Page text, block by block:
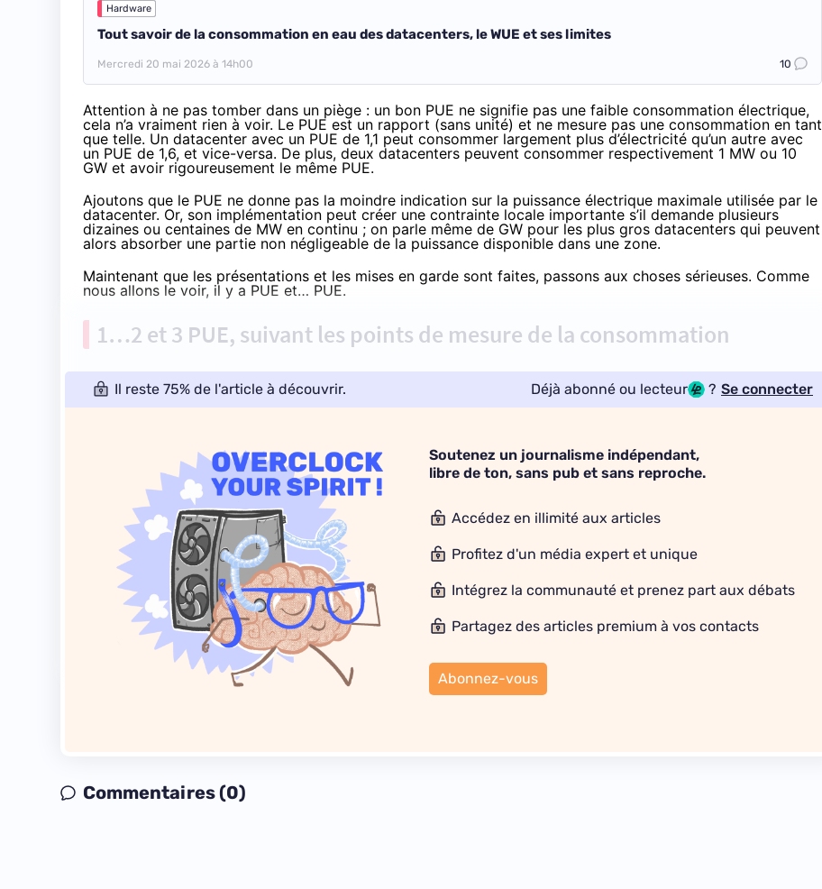
Hardware
Tout savoir de la consommation en eau des datacenters, le WUE et ses limites
Mercredi 20 mai 2026 à 14h00 10
Attention à ne pas tomber dans un piège : un bon PUE ne signifie pas une faible consommation électrique,
cela n’a vraiment rien à voir. Le PUE est un rapport (sans unité) et ne mesure pas une consommation en tant
que telle. Un datacenter avec un PUE de 1,1 peut consommer largement plus d’électricité qu’un autre avec
un PUE de 1,6, et vice-versa. De plus, deux datacenters peuvent consommer respectivement 1 MW ou 10
GW et avoir rigoureusement le même PUE.
Ajoutons que le PUE ne donne pas la moindre indication sur la puissance électrique maximale utilisée par le
datacenter. Or, son implémentation peut créer une contrainte locale importante s’il demande plusieurs
dizaines ou centaines de MW en continu ; on parle même de GW pour les plus gros datacenters qui peuvent
alors absorber une partie non négligeable de la puissance disponible dans une zone.
Maintenant que les présentations et les mises en garde sont faites, passons aux choses sérieuses. Comme
nous allons le voir, il y a PUE et… PUE.
1…2 et 3 PUE, suivant les points de mesure de la consommation
Il reste 75% de l'article à découvrir. Déjà abonné ou lecteur ? Se connecter
Soutenez un journalisme indépendant,
libre de ton, sans pub et sans reproche.
Accédez en illimité aux articles
Profitez d'un média expert et unique
Intégrez la communauté et prenez part aux débats
Partagez des articles premium à vos contacts
Abonnez-vous
Commentaires (0)